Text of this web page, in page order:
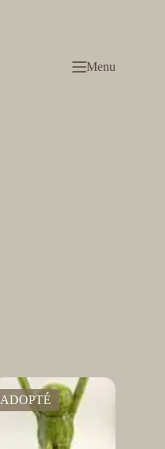
Menu
ADOPTÉ